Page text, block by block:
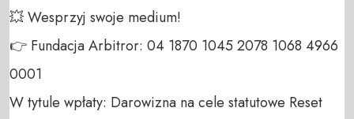
💥 Wesprzyj swoje medium!
👉 Fundacja Arbitror: 04 1870 1045 2078 1068 4966
0001
W tytule wpłaty: Darowizna na cele statutowe Reset